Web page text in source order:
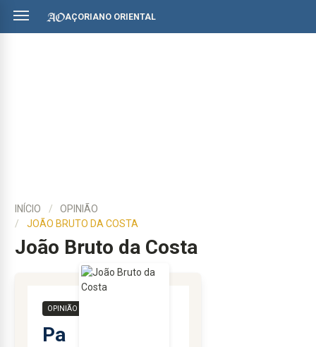
AÇORIANO ORIENTAL
INÍCIO
OPINIÃO
JOÃO BRUTO DA COSTA
João Bruto da Costa
OPINIÃO
Pa